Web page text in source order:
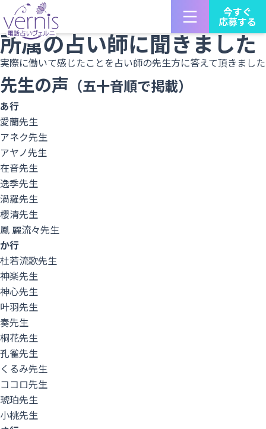
今すぐ
応募する
占い師募集 電話占いヴェルニTOP
占い師の声
所属の占い師に聞きました
実際に働いて感じたことを占い師の先生方に答えて頂きました
先生の声 （五十音順で掲載）
あ行
愛蘭先生
アネク先生
アヤノ先生
在音先生
逸季先生
渦羅先生
櫻清先生
鳳 麗流々先生
か行
杜若流歌先生
神楽先生
神心先生
叶羽先生
奏先生
桐花先生
孔雀先生
くるみ先生
ココロ先生
琥珀先生
小桃先生